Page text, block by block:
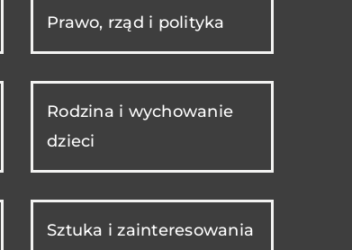
Prawo, rząd i polityka
Rodzina i wychowanie
dzieci
Sztuka i zainteresowania